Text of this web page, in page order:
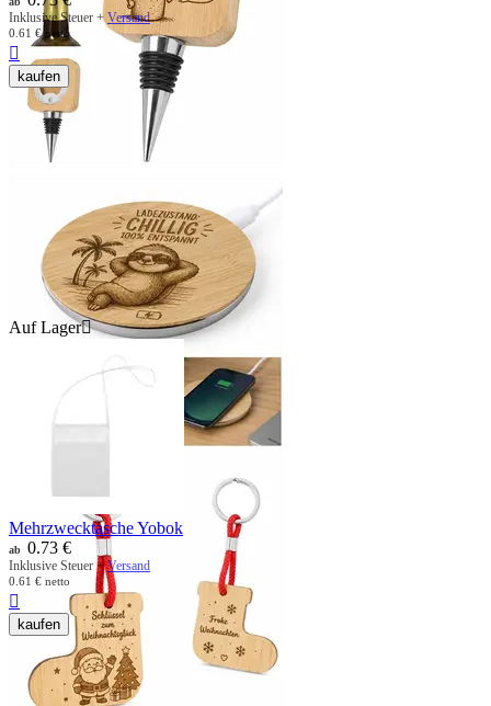
Inklusive Steuer +Versand
0.61 € netto

kaufen
Auf Lager
Mehrzwecktasche Yobok
ab 0.73 €
Inklusive Steuer +Versand
0.61 € netto

kaufen